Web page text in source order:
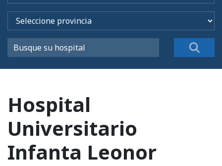
Hospital
Universitario
Infanta Leonor